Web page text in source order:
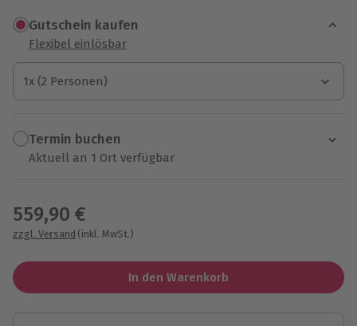
Gutschein kaufen
Flexibel einlösbar
1x (2 Personen)
1x (2 Personen)
1x (2 Personen)
Termin buchen
Aktuell an 1 Ort verfügbar
559,90 €
zzgl. Versand (inkl. MwSt.)
In den Warenkorb